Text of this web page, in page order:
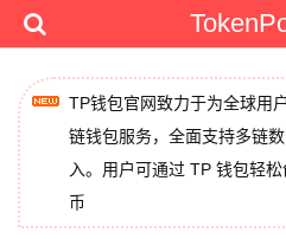
TP钱包官网致力于为全球用
链钱包服务，全面支持多链
入。用户可通过 TP 钱包轻
币